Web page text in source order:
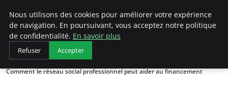
LECFCM
Accueil
Financement et investissement
Comment le réseau social professionnel peut aider au financement
Nous utilisons des cookies pour améliorer votre expérience
de navigation. En poursuivant, vous acceptez notre politique
de confidentialité. En savoir plus
Refuser Accepter